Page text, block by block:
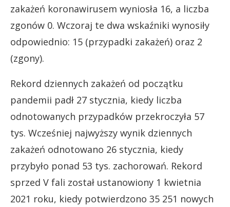
zakażeń koronawirusem wyniosła 16, a liczba
zgonów 0. Wczoraj te dwa wskaźniki wynosiły
odpowiednio: 15 (przypadki zakażeń) oraz 2
(zgony).
Rekord dziennych zakażeń od początku
pandemii padł 27 stycznia, kiedy liczba
odnotowanych przypadków przekroczyła 57
tys. Wcześniej najwyższy wynik dziennych
zakażeń odnotowano 26 stycznia, kiedy
przybyło ponad 53 tys. zachorowań. Rekord
sprzed V fali został ustanowiony 1 kwietnia
2021 roku, kiedy potwierdzono 35 251 nowych